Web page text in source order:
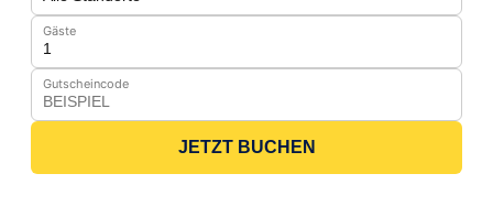
Gäste
Gutscheincode
JETZT BUCHEN